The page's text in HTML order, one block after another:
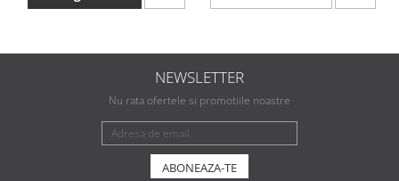
NEWSLETTER
Nu rata ofertele si promotiile noastre